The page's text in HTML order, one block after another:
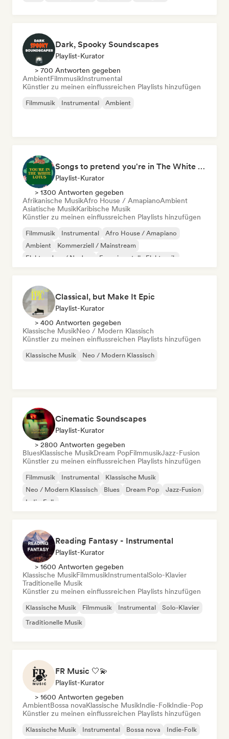
Dark, Spooky Soundscapes
Playlist-Kurator
> 700 Antworten gegeben
AmbientFilmmusikInstrumental
Künstler zu meinen einflussreichen Playlists hinzufügen
Filmmusik Instrumental Ambient
Songs to pretend you're in The White Lotus
Playlist-Kurator
> 1300 Antworten gegeben
Afrikanische MusikAfro House / AmapianoAmbient
Asiatische MusikKaribische Musik
Künstler zu meinen einflussreichen Playlists hinzufügen
Filmmusik Instrumental
Afro House / Amapiano
Ambient
Kommerziell / Mainstream
Elektro-Jazz / Nu Jazz
Experimentelle Elektronik
Classical, but Make It Epic
Playlist-Kurator
> 400 Antworten gegeben
Klassische MusikNeo / Modern Klassisch
Künstler zu meinen einflussreichen Playlists hinzufügen
Klassische Musik Neo / Modern Klassisch
Cinematic Soundscapes
Playlist-Kurator
> 2800 Antworten gegeben
BluesKlassische MusikDream PopFilmmusikJazz-Fusion
Künstler zu meinen einflussreichen Playlists hinzufügen
Filmmusik Instrumental
Klassische Musik
Neo / Modern Klassisch
Blues Dream Pop
Jazz-Fusion
Indie-Folk
Reading Fantasy - Instrumental
Playlist-Kurator
> 1600 Antworten gegeben
Klassische MusikFilmmusikInstrumentalSolo-Klavier
Traditionelle Musik
Künstler zu meinen einflussreichen Playlists hinzufügen
Klassische Musik Filmmusik Instrumental
Solo-Klavier
Traditionelle Musik
FR Music 🤍💫
Playlist-Kurator
> 1600 Antworten gegeben
AmbientBossa novaKlassische MusikIndie-FolkIndie-Pop
Künstler zu meinen einflussreichen Playlists hinzufügen
Klassische Musik Instrumental Bossa nova Indie-Folk